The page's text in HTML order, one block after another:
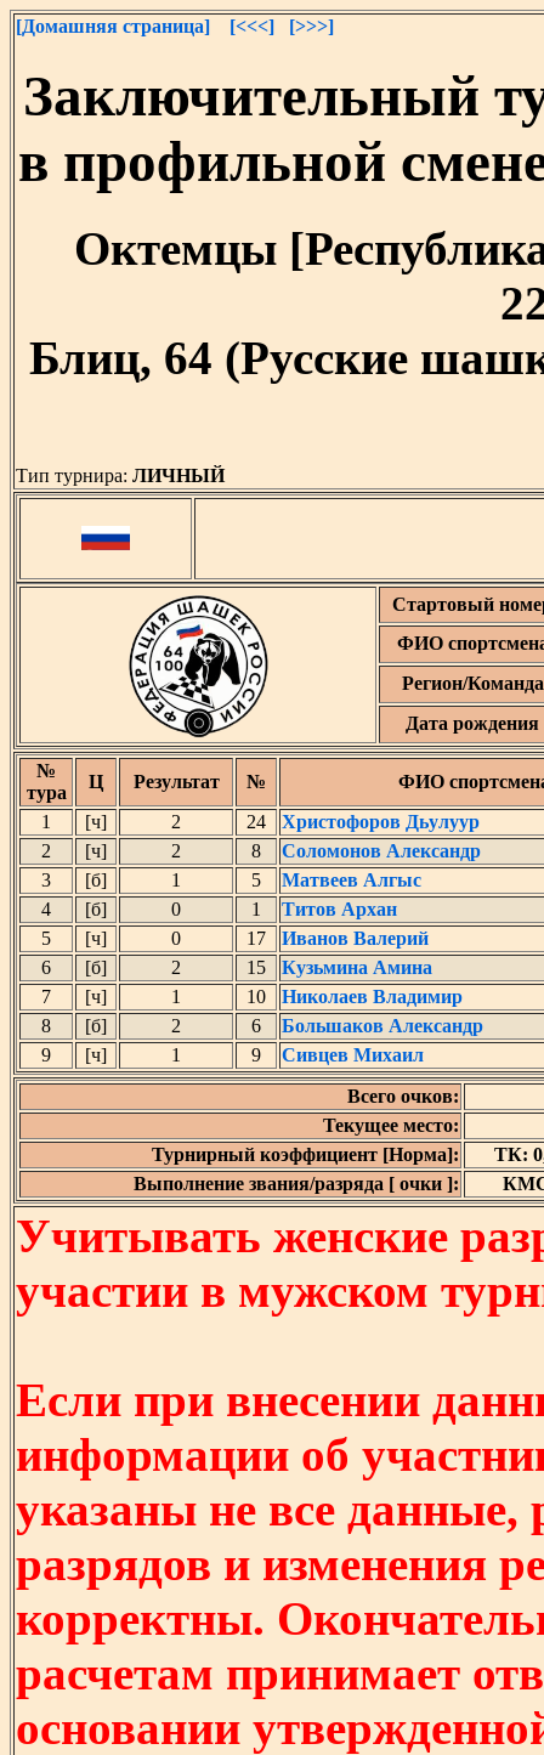
[Домашняя страница] [<<<] [>>>]
Заключительный
в профильной
Октемцы
Блиц, 64 (Русские
Тип турнира: ЛИЧНЫЙ
Стартовый
ФИО
Регион/Команда
Дата рождения
№
тура
Ц Результат №
ФИО
1
[ч] 2 24
Христофоров Дьулуур
2
[ч] 2 8
Соломонов Александр
3
[б] 1 5
Матвеев Алгыс
4
[б] 0 1
Титов Архан
5
[ч] 0 17
Иванов Валерий
6
[б] 2 15
Кузьмина Амина
7
[ч] 1 10
Николаев Владимир
8
[б] 2 6
Большаков Александр
9
[ч] 1 9
Сивцев Михаил
Всего очков:
Текущее место:
Турнирный коэффициент [Норма]:
ТК:
Выполнение звания/разряда [ очки ]:
КМС
Учитывать женские
участии в мужском
Если при внесении
информации об
указаны не все
разрядов и изменения
корректны.
расчетам принимает
основании